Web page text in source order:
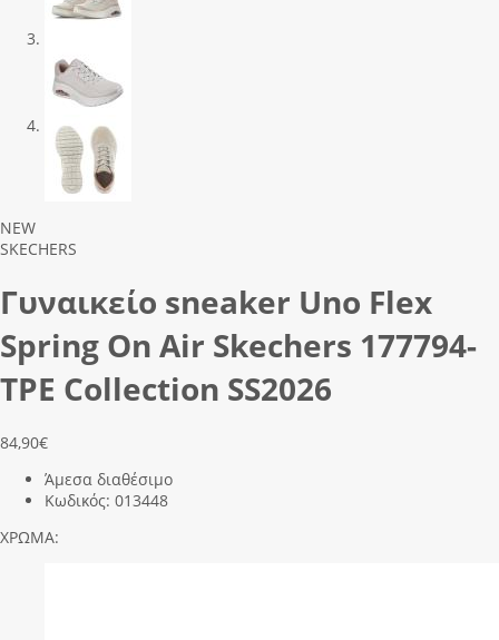
Previous
Next
NEW
SKECHERS
Γυναικείο sneaker Uno Flex
Spring On Air Skechers 177794-
TPE Collection SS2026
84,90€
Άμεσα διαθέσιμο
Κωδικός: 013448
ΧΡΩΜΑ: